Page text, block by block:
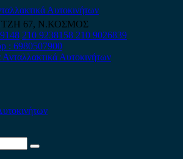
67, Ν.ΚΟΣΜΟΣ
210 9238158 210 9026839
: 6980507900